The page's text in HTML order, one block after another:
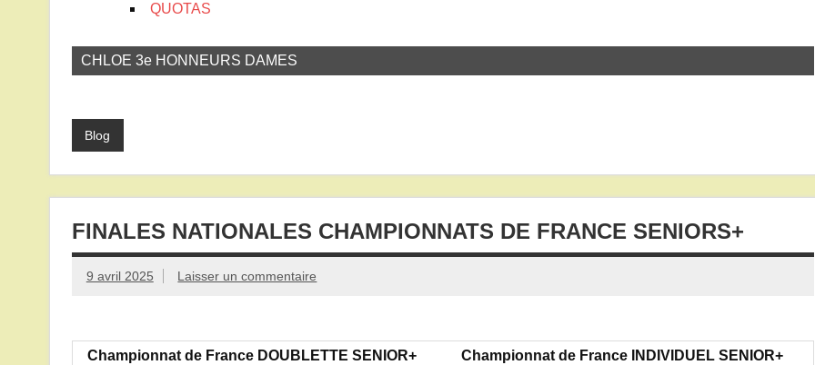
QUOTAS
CHLOE 3e HONNEURS DAMES
Blog
FINALES NATIONALES CHAMPIONNATS DE FRANCE SENIORS+
9 avril 2025 Laisser un commentaire
Championnat de France DOUBLETTE SENIOR+ Championnat de France INDIVIDUEL SENIOR+